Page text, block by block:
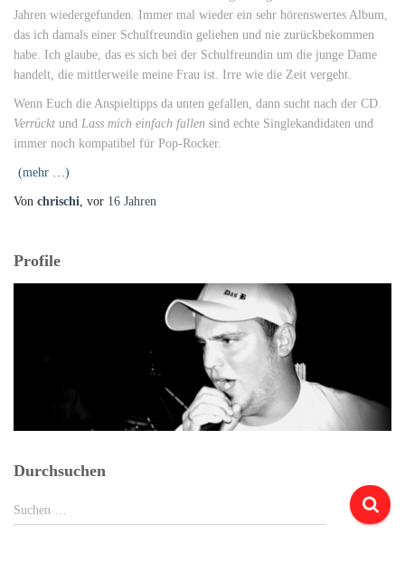
Jahren wiedergefunden. Immer mal wieder ein sehr hörenswertes Album,
das ich damals einer Schulfreundin geliehen und nie zurückbekommen
habe. Ich glaube, das es sich bei der Schulfreundin um die junge Dame
handelt, die mittlerweile meine Frau ist. Irre wie die Zeit vergeht.
Wenn Euch die Anspieltipps da unten gefallen, dann sucht nach der CD.
Verrückt und Lass mich einfach fallen sind echte Singlekandidaten und
immer noch kompatibel für Pop-Rocker.
(mehr …)
Von chrischi, vor 16 Jahren
Profile
Durchsuchen
Suchen
nach:
Suchen …